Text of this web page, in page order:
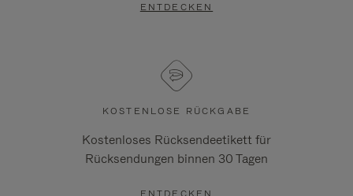
ENTDECKEN
KOSTENLOSE RÜCKGABE
Kostenloses Rücksendeetikett für
Rücksendungen binnen 30 Tagen